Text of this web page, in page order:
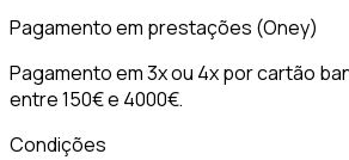
Pagamento em prestações (Oney)
Pagamento em 3x ou 4x por cartão
entre 150€ e 4000€.
Condições